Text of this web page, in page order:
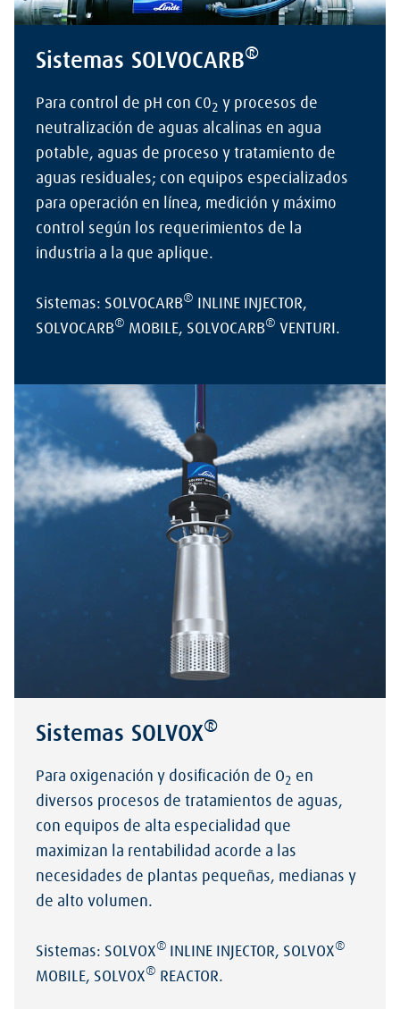
Sistemas SOLVOCARB®
Para control de pH con C02 y procesos de
neutralización de aguas alcalinas en agua
potable, aguas de proceso y tratamiento de
aguas residuales; con equipos especializados
para operación en línea, medición y máximo
control según los requerimientos de la
industria a la que aplique.
Sistemas: SOLVOCARB®
INLINE INJECTOR,
SOLVOCARB® MOBILE, SOLVOCARB® VENTURI.
Sistemas SOLVOX®
Para oxigenación y dosificación de O2 en
diversos procesos de tratamientos de aguas,
con equipos de alta especialidad que
maximizan la rentabilidad acorde a las
necesidades de plantas pequeñas, medianas y
de alto volumen.
Sistemas: SOLVOX® INLINE INJECTOR, SOLVOX®
MOBILE, SOLVOX® REACTOR.